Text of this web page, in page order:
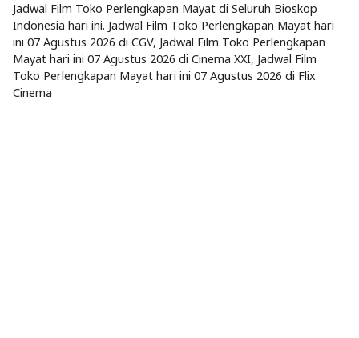
Jadwal Film Toko Perlengkapan Mayat di Seluruh Bioskop
Indonesia hari ini. Jadwal Film Toko Perlengkapan Mayat hari
ini 07 Agustus 2026 di CGV, Jadwal Film Toko Perlengkapan
Mayat hari ini 07 Agustus 2026 di Cinema XXI, Jadwal Film
Toko Perlengkapan Mayat hari ini 07 Agustus 2026 di Flix
Cinema